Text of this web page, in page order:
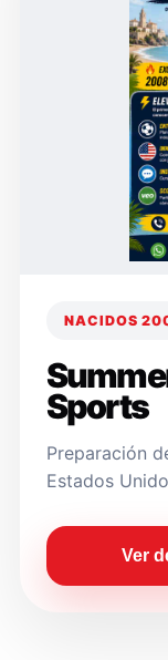
NACIDOS
Sports
Preparación
Estados
Ver